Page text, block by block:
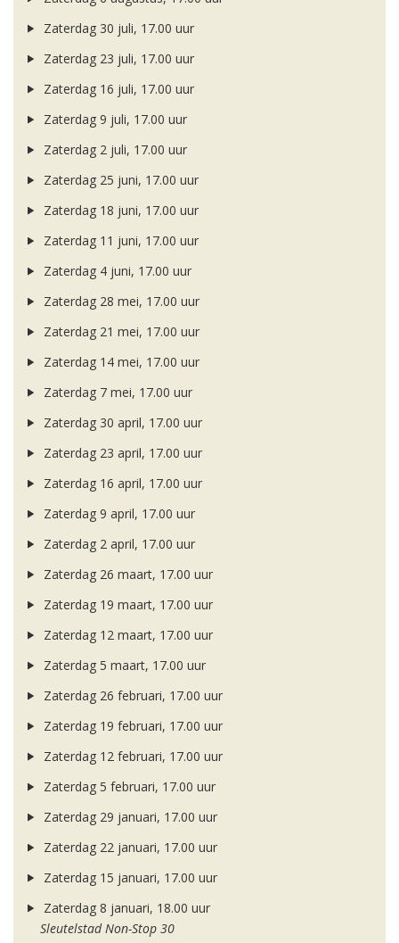
Zaterdag 30 juli, 17.00 uur
Zaterdag 23 juli, 17.00 uur
Zaterdag 16 juli, 17.00 uur
Zaterdag 9 juli, 17.00 uur
Zaterdag 2 juli, 17.00 uur
Zaterdag 25 juni, 17.00 uur
Zaterdag 18 juni, 17.00 uur
Zaterdag 11 juni, 17.00 uur
Zaterdag 4 juni, 17.00 uur
Zaterdag 28 mei, 17.00 uur
Zaterdag 21 mei, 17.00 uur
Zaterdag 14 mei, 17.00 uur
Zaterdag 7 mei, 17.00 uur
Zaterdag 30 april, 17.00 uur
Zaterdag 23 april, 17.00 uur
Zaterdag 16 april, 17.00 uur
Zaterdag 9 april, 17.00 uur
Zaterdag 2 april, 17.00 uur
Zaterdag 26 maart, 17.00 uur
Zaterdag 19 maart, 17.00 uur
Zaterdag 12 maart, 17.00 uur
Zaterdag 5 maart, 17.00 uur
Zaterdag 26 februari, 17.00 uur
Zaterdag 19 februari, 17.00 uur
Zaterdag 12 februari, 17.00 uur
Zaterdag 5 februari, 17.00 uur
Zaterdag 29 januari, 17.00 uur
Zaterdag 22 januari, 17.00 uur
Zaterdag 15 januari, 17.00 uur
Zaterdag 8 januari, 18.00 uur
Sleutelstad Non-Stop 30